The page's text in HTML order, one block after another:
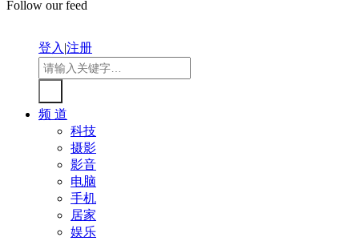
Follow our feed
登入|注册
频 道
科技
摄影
影音
电脑
手机
居家
娱乐